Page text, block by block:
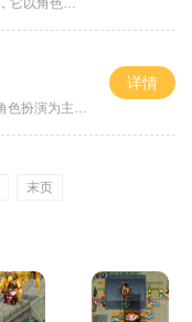
85仿盛大传奇是一款经典的2D游戏，它以角色扮演为主题，在这个虚拟的游戏世界里，玩家可以与成千上万的其他玩家一同在线互动。传奇游戏自问世以来就备受玩家们的热爱，其刺激的
传奇，是一款经典的2D游戏，它以角色扮演为主题，以万人在线为特点，为玩家们提供了一个广阔的玩家互动世界。在这个以剑与魔法为舞台的游戏中，玩家们可以体验到刺激的战斗，感
详情
末页